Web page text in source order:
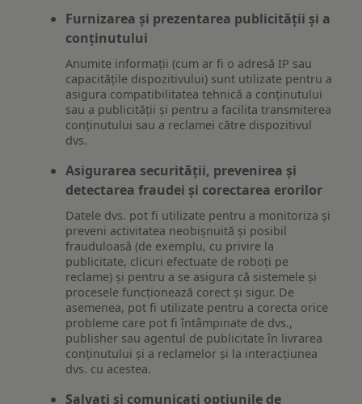
Furnizarea și prezentarea publicității și a
conținutului
Anumite informații (cum ar fi o adresă IP sau
capacitățile dispozitivului) sunt utilizate pentru a
asigura compatibilitatea tehnică a conținutului
sau a publicității și pentru a facilita transmiterea
conținutului sau a reclamei către dispozitivul
dvs.
Asigurarea securității, prevenirea și
detectarea fraudei și corectarea erorilor
Datele dvs. pot fi utilizate pentru a monitoriza și
preveni activitatea neobișnuită și posibil
frauduloasă (de exemplu, cu privire la
publicitate, clicuri efectuate de roboți pe
reclame) și pentru a se asigura că sistemele și
procesele funcționează corect și sigur. De
asemenea, pot fi utilizate pentru a corecta orice
probleme care pot fi întâmpinate de dvs.,
publisher sau agentul de publicitate în livrarea
conținutului și a reclamelor și la interacțiunea
dvs. cu acestea.
Salvați și comunicați opțiunile de